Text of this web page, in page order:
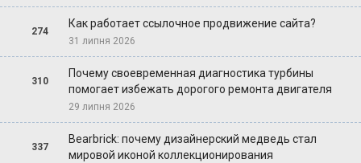
274
Как работает ссылочное продвижение сайта?
31 липня 2026
310
Почему своевременная диагностика турбины
помогает избежать дорогого ремонта двигателя
29 липня 2026
337
Bearbrick: почему дизайнерский медведь стал
мировой иконой коллекционирования